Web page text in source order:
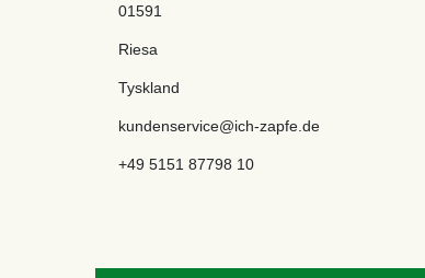
01591
Riesa
Tyskland
kundenservice@ich-zapfe.de
+49 5151 87798 10